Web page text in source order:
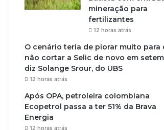
mineração para
fertilizantes
12 horas atrás
O cenário teria de piorar muito para
não cortar a Selic de novo em
diz Solange Srour, do UBS
12 horas atrás
Após OPA, petroleira colombiana
Ecopetrol passa a ter 51% da Brava
Energia
12 horas atrás